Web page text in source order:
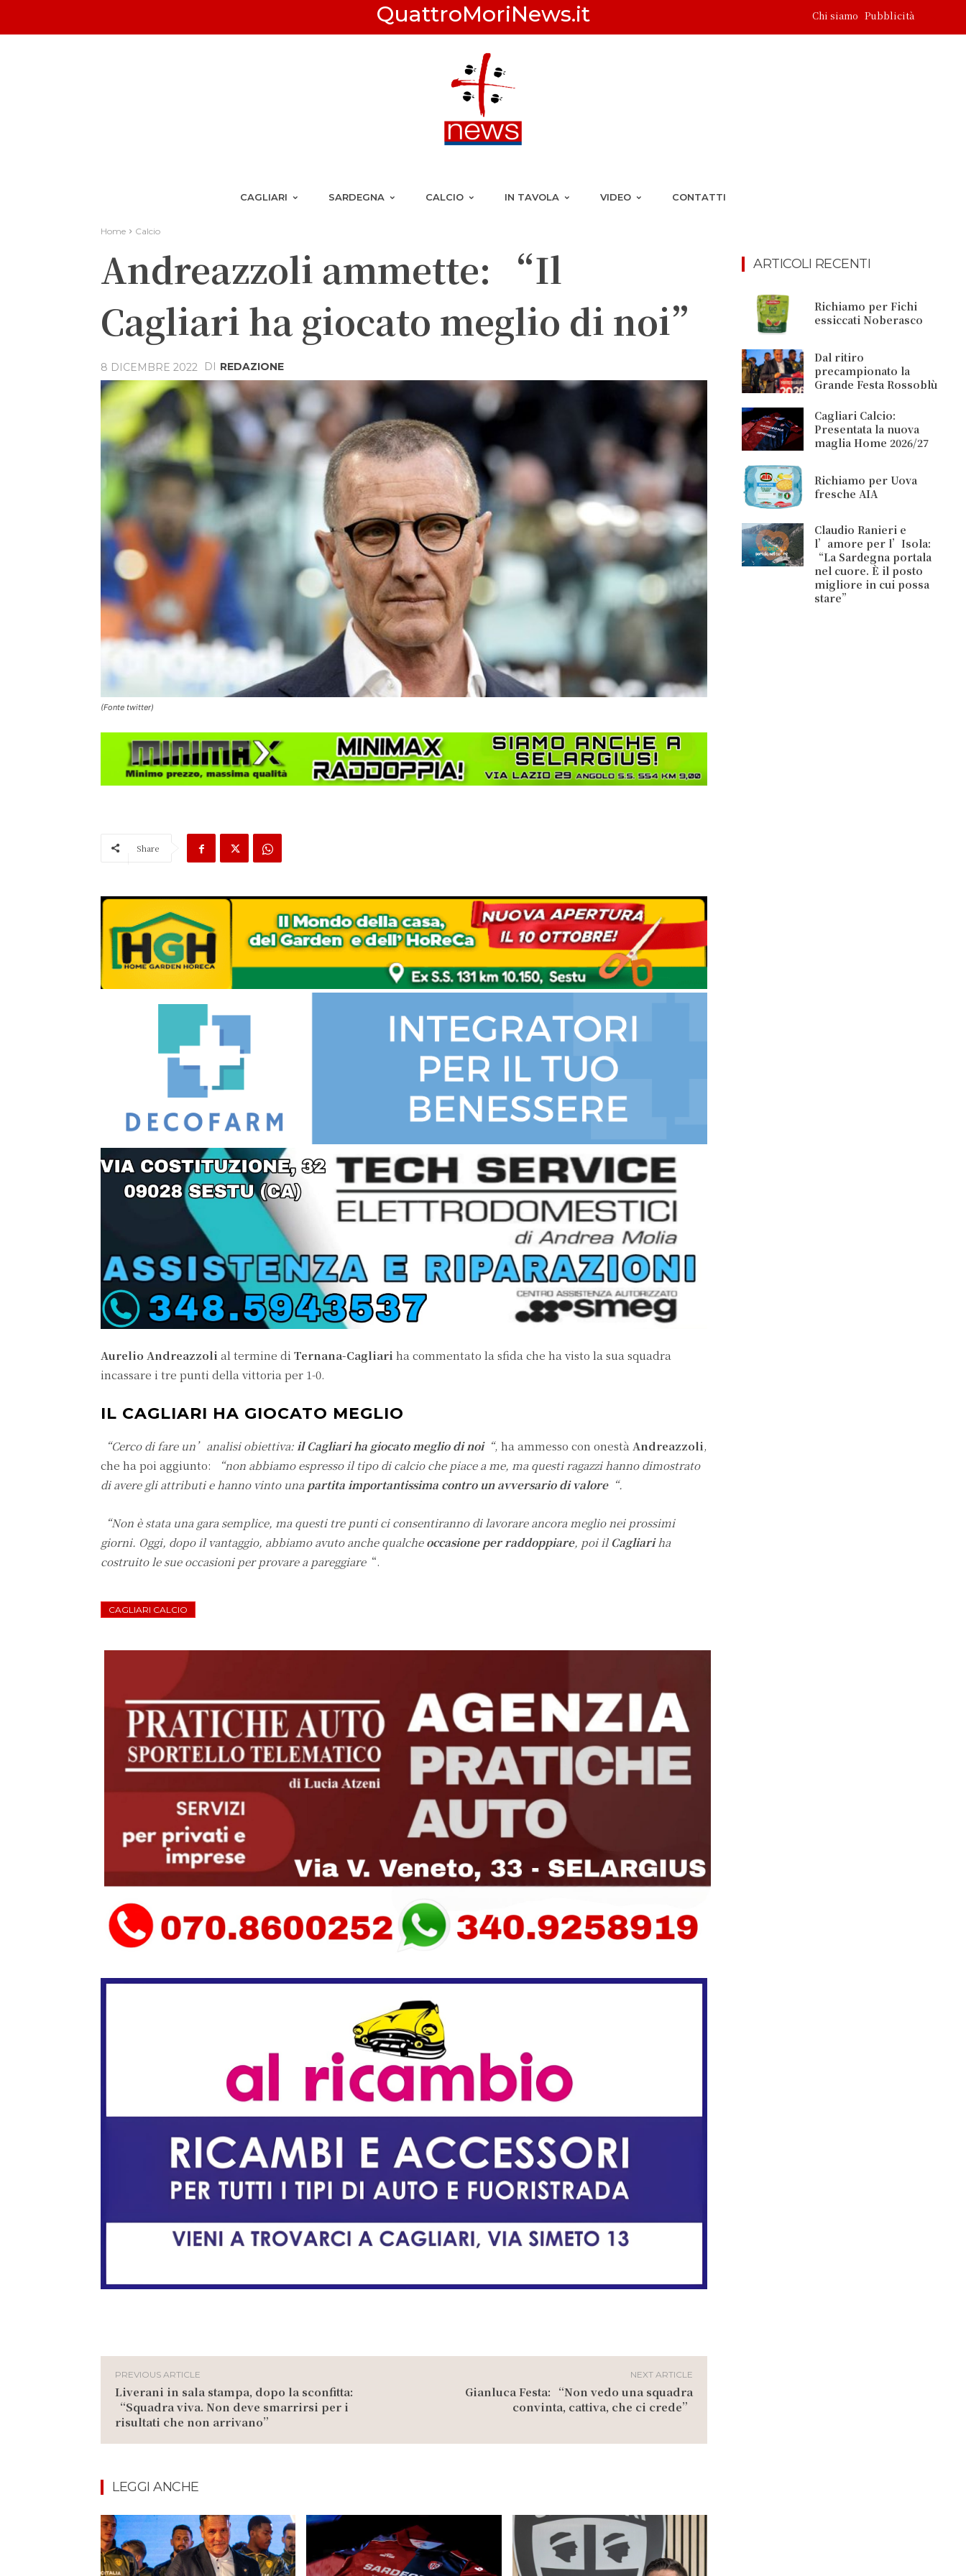
QuattroMoriNews.it Chi siamo Pubblicità
CAGLIARI SARDEGNA CALCIO IN TAVOLA VIDEO CONTATTI
Home Calcio
Andreazzoli ammette: “Il
Cagliari ha giocato meglio di noi”
8 DICEMBRE 2022 DI REDAZIONE
(Fonte twitter)
Share
Aurelio Andreazzoli al termine di Ternana-Cagliari ha commentato la sfida che ha visto la sua squadra
incassare i tre punti della vittoria per 1-0.
IL CAGLIARI HA GIOCATO MEGLIO
“Cerco di fare un’analisi obiettiva: il Cagliari ha giocato meglio di noi“, ha ammesso con onestà Andreazzoli,
che ha poi aggiunto:
“non abbiamo espresso il tipo di calcio che piace a me, ma questi ragazzi hanno dimostrato
di avere gli attributi e hanno vinto una partita importantissima contro un avversario di valore“.
“Non è stata una gara semplice, ma questi tre punti ci consentiranno di lavorare ancora meglio nei prossimi
giorni. Oggi, dopo il vantaggio, abbiamo avuto anche qualcheoccasione per raddoppiare, poi ilCagliariha
costruito le sue occasioni per provare a pareggiare“.
CAGLIARI CALCIO
PREVIOUS ARTICLE
Liverani in sala stampa, dopo la sconfitta:
“Squadra viva. Non deve smarrirsi per i
risultati che non arrivano”
NEXT ARTICLE
Gianluca Festa: “Non vedo una squadra
convinta, cattiva, che ci crede”
LEGGI ANCHE
ARTICOLI RECENTI
Richiamo per Fichi
essiccati Noberasco
Dal ritiro
precampionato la
Grande Festa Rossoblù
Cagliari Calcio:
Presentata la nuova
maglia Home 2026/27
Richiamo per Uova
fresche AIA
Claudio Ranieri e
l’amore per l’Isola:
“La Sardegna portala
nel cuore. È il posto
migliore in cui possa
stare”